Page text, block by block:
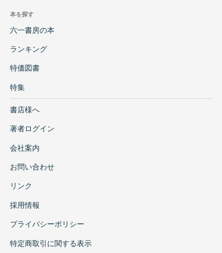
本を探す
六一書房の本
ランキング
特価図書
特集
書店様へ
著者ログイン
会社案内
お問い合わせ
リンク
採用情報
プライバシーポリシー
特定商取引に関する表示